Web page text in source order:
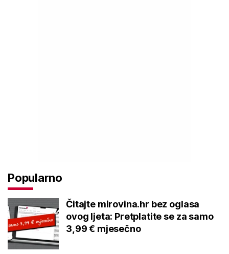
Popularno
Čitajte mirovina.hr bez oglasa
ovog ljeta: Pretplatite se za samo
3,99 € mjesečno